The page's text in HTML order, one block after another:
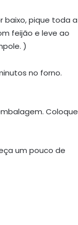
baixo, pique toda a
feijão e leve ao
)
no forno.
Coloque
um pouco de